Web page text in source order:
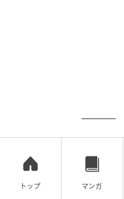
そんな中、ひとりの
だとか。
なんとおばあさまは
めに、一度帰宅し
トップ マンガ